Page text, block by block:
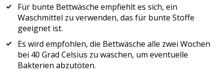
Für bunte Bettwäsche empfiehlt es sich, ein
Waschmittel zu verwenden, das für bunte Stoffe
geeignet ist.
Es wird empfohlen, die Bettwäsche alle zwei Wochen
bei 40 Grad Celsius zu waschen, um eventuelle
Bakterien abzutöten.